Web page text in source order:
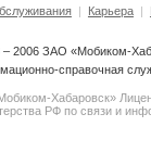
| Карьера|
– 2006 ЗАО «Мобиком-
справочная
Хабаровск»
РФ по связи и